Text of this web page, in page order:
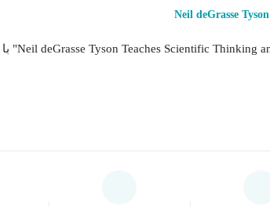
Neil deGrasse Tyson